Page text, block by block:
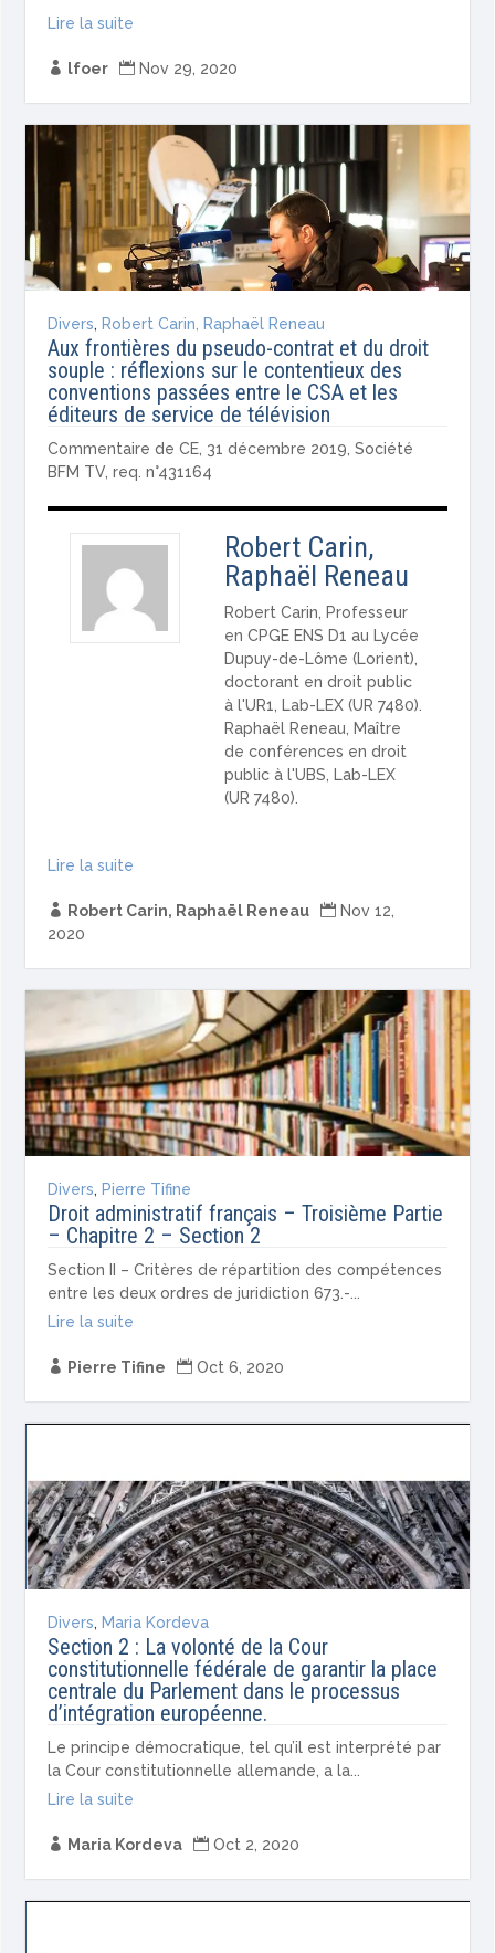
Lire la suite
 lfoer  Nov 29, 2020
Divers, Robert Carin, Raphaël Reneau
Aux frontières du pseudo-contrat et du droit
souple : réflexions sur le contentieux des
conventions passées entre le CSA et les
éditeurs de service de télévision
Commentaire de CE, 31 décembre 2019, Société
BFM TV, req. n°431164
Robert Carin,
Raphaël Reneau
Robert Carin, Professeur
en CPGE ENS D1 au Lycée
Dupuy-de-Lôme (Lorient),
doctorant en droit public
à l'UR1, Lab-LEX (UR 7480).
Raphaël Reneau, Maître
de conférences en droit
public à l'UBS, Lab-LEX
(UR 7480).
Lire la suite
 Robert Carin, Raphaël Reneau  Nov 12,
2020
Divers, Pierre Tifine
Droit administratif français – Troisième Partie
– Chapitre 2 – Section 2
Section II – Critères de répartition des compétences
entre les deux ordres de juridiction 673.-...
Lire la suite
 Pierre Tifine  Oct 6, 2020
Divers, Maria Kordeva
Section 2 : La volonté de la Cour
constitutionnelle fédérale de garantir la place
centrale du Parlement dans le processus
d’intégration européenne.
Le principe démocratique, tel qu’il est interprété par
la Cour constitutionnelle allemande, a la...
Lire la suite
 Maria Kordeva  Oct 2, 2020